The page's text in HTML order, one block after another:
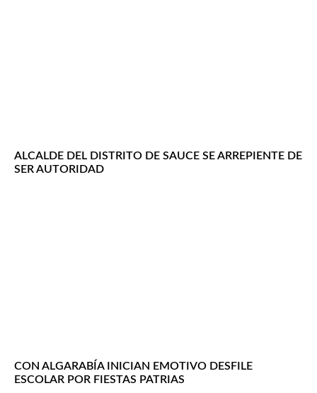
ALCALDE DEL DISTRITO DE SAUCE SE ARREPIENTE DE
SER AUTORIDAD
CON ALGARABÍA INICIAN EMOTIVO DESFILE
ESCOLAR POR FIESTAS PATRIAS